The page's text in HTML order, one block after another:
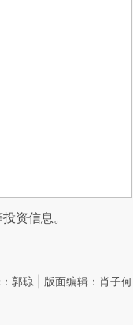
资信息。
郭琼 | 版面编辑：肖子何